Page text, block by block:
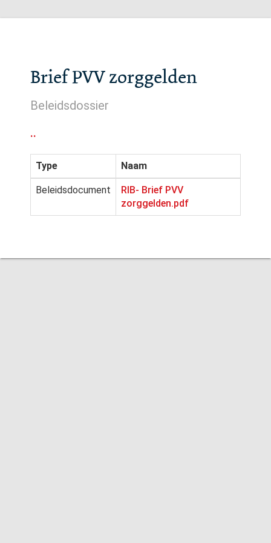
Brief PVV zorggelden
Beleidsdossier
..
Type Naam
Beleidsdocument
RIB- Brief PVV
zorggelden.pdf